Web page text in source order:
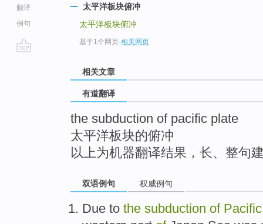
翻译
例句
太平洋板块俯冲
太平洋板块俯冲
基于1个网页-相关网页
相关文章
有道翻译
the subduction of pacific plate
太平洋板块的俯冲
以上为机器翻译结果，长、整句
双语例句 权威例句
Due to the subduction of Pacific